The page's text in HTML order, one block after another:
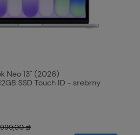
Neo 13" (2026)
SSD Touch ID - srebrny
zł